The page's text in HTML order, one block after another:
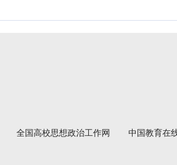
全国高校思想政治工作网
中国教育在